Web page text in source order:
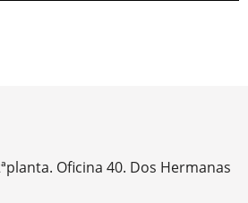
Oficina 40. Dos Hermanas